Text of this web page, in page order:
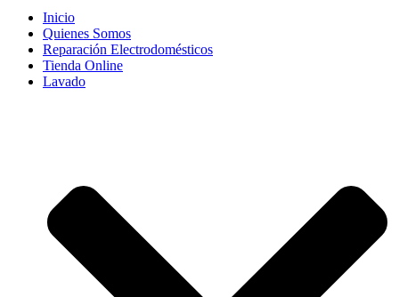
Inicio
Quienes Somos
Reparación Electrodomésticos
Tienda Online
Lavado